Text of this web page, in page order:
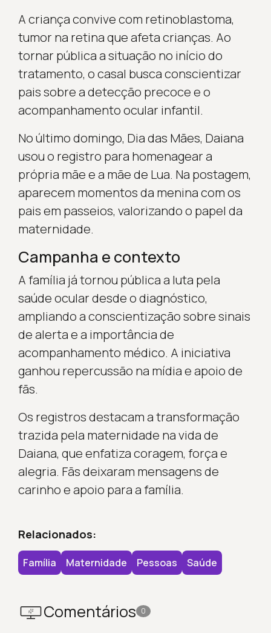
A criança convive com retinoblastoma,
tumor na retina que afeta crianças. Ao
tornar pública a situação no início do
tratamento, o casal busca conscientizar
pais sobre a detecção precoce e o
acompanhamento ocular infantil.
No último domingo, Dia das Mães, Daiana
usou o registro para homenagear a
própria mãe e a mãe de Lua. Na postagem,
aparecem momentos da menina com os
pais em passeios, valorizando o papel da
maternidade.
Campanha e contexto
A família já tornou pública a luta pela
saúde ocular desde o diagnóstico,
ampliando a conscientização sobre sinais
de alerta e a importância de
acompanhamento médico. A iniciativa
ganhou repercussão na mídia e apoio de
fãs.
Os registros destacam a transformação
trazida pela maternidade na vida de
Daiana, que enfatiza coragem, força e
alegria. Fãs deixaram mensagens de
carinho e apoio para a família.
Relacionados:
Família Maternidade Pessoas Saúde
Comentários 0